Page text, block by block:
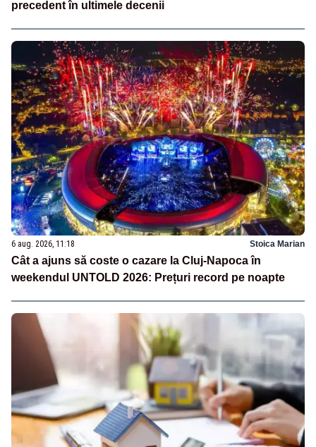
precedent în ultimele decenii
6 aug. 2026, 11:18 Stoica Marian
Cât a ajuns să coste o cazare la Cluj-Napoca în
weekendul UNTOLD 2026: Prețuri record pe noapte